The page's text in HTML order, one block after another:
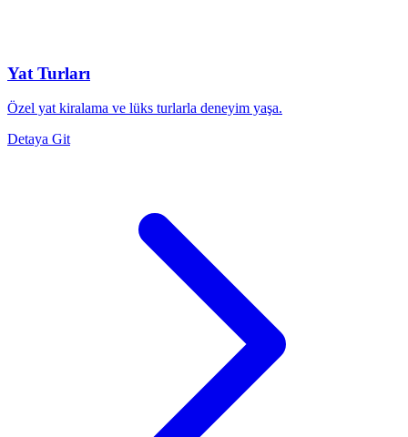
Yat Turları
Özel yat kiralama ve lüks turlarla deneyim yaşa.
Detaya Git